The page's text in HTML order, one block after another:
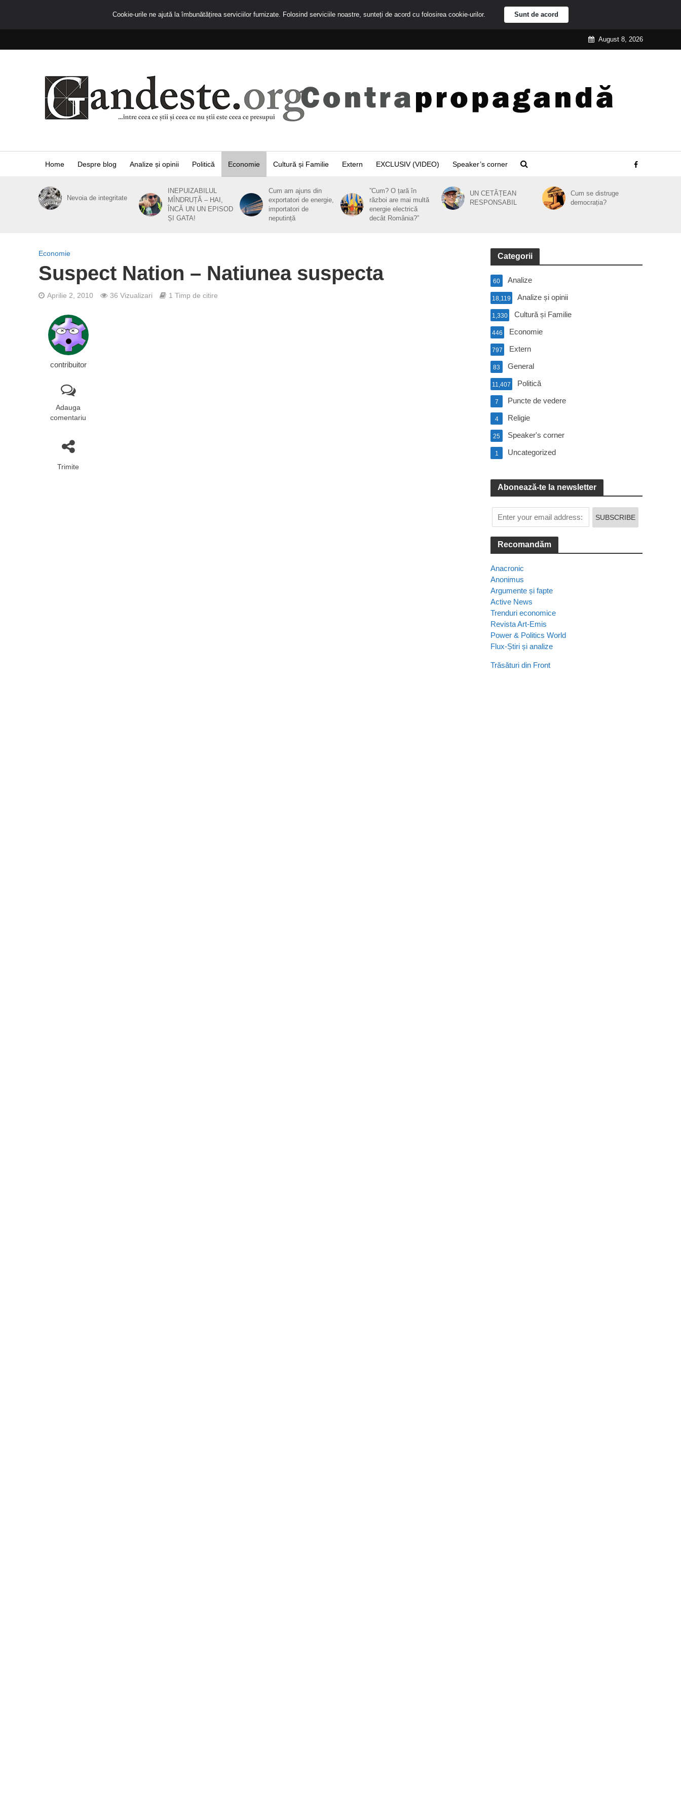
August 8, 2026
Home Despre blog Analize și opinii Politică Economie Cultură și Familie Extern EXCLUSIV (VIDEO) Speaker’s corner
Nevoia de integritate
INEPUIZABILUL
MÎNDRUȚĂ – HAI,
ÎNCĂ UN UN EPISOD
ȘI GATA!
Cum am ajuns din
exportatori de energie,
importatori de
neputință
”Cum? O țară în
război are mai multă
energie electrică
decât România?”
UN CETĂȚEAN
RESPONSABIL
Cum se distruge
democrația?
Economie
Suspect Nation – Natiunea suspecta
Aprilie 2, 2010 36 Vizualizari 1 Timp de citire
contribuitor
Adauga
comentariu
Trimite
Categorii
Analize
60
Analize și opinii
18,119
Cultură și Familie
1,330
Economie
446
Extern
797
General
83
Politică
11,407
Puncte de vedere
7
Religie
4
Speaker's corner
25
Uncategorized
1
Abonează-te la newsletter
Recomandăm
Anacronic
Anonimus
Argumente și fapte
Active News
Trenduri economice
Revista Art-Emis
Power & Politics World
Flux-Știri și analize
Trăsături din Front
Cookie-urile ne ajută la îmbunătățirea serviciilor furnizate. Folosind serviciile noastre, sunteți de acord cu folosirea cookie-urilor. Sunt de acord